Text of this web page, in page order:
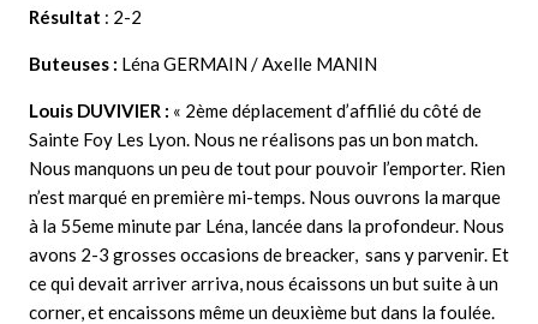
Résultat : 2-2
Buteuses : Léna GERMAIN / Axelle MANIN
Louis DUVIVIER : « 2ème déplacement d’affilié du côté de
Sainte Foy Les Lyon. Nous ne réalisons pas un bon match.
Nous manquons un peu de tout pour pouvoir l’emporter. Rien
n’est marqué en première mi-temps. Nous ouvrons la marque
à la 55eme minute par Léna, lancée dans la profondeur. Nous
avons 2-3 grosses occasions de breacker, sans y parvenir. Et
ce qui devait arriver arriva, nous écaissons un but suite à un
corner, et encaissons même un deuxième but dans la foulée.